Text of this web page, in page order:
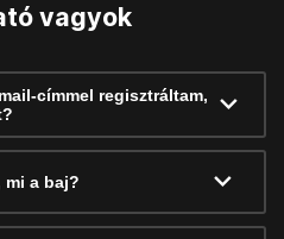
vagyok
címmel regisztráltam,
mi a baj?